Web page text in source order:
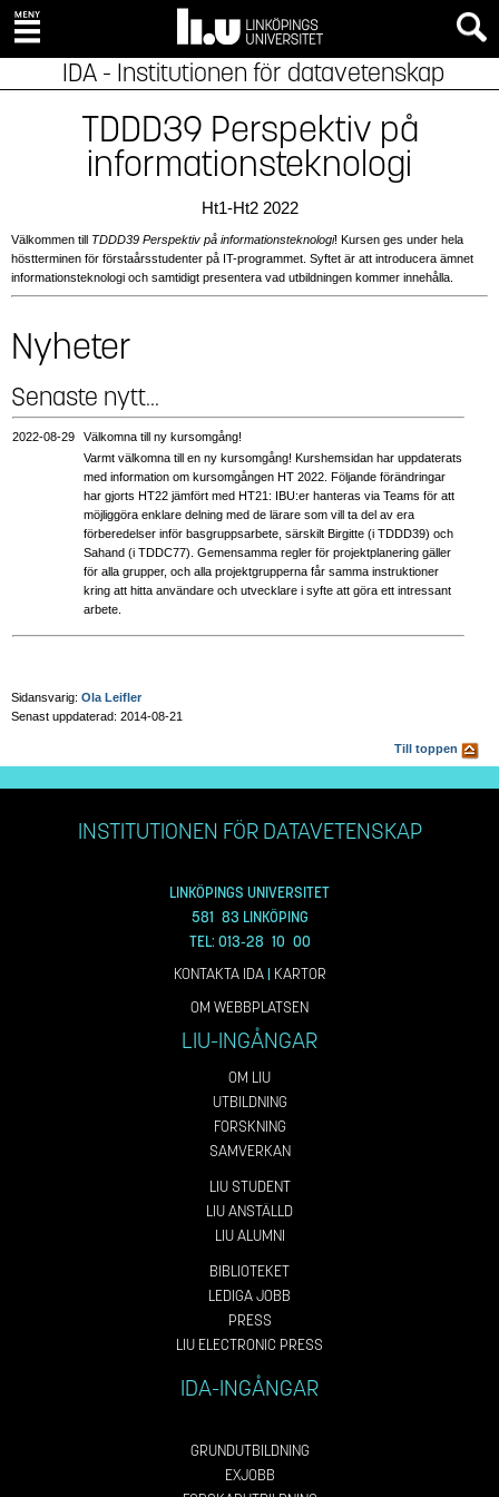
IDA - Institutionen för datavetenskap
TDDD39 Perspektiv på
informationsteknologi
Ht1-Ht2 2022
Välkommen till TDDD39 Perspektiv på informationsteknologi! Kursen ges under hela
höstterminen för förstaårsstudenter på IT-programmet. Syftet är att introducera ämnet
informationsteknologi och samtidigt presentera vad utbildningen kommer innehålla.
Nyheter
Senaste nytt...
2022‑08‑29
Välkomna till ny kursomgång!
Varmt välkomna till en ny kursomgång! Kurshemsidan har uppdaterats
med information om kursomgången HT 2022. Följande förändringar
har gjorts HT22 jämfört med HT21: IBU:er hanteras via Teams för att
möjliggöra enklare delning med de lärare som vill ta del av era
förberedelser inför basgruppsarbete, särskilt Birgitte (i TDDD39) och
Sahand (i TDDC77). Gemensamma regler för projektplanering gäller
för alla grupper, och alla projektgrupperna får samma instruktioner
kring att hitta användare och utvecklare i syfte att göra ett intressant
arbete.
Sidansvarig: Ola Leifler
Senast uppdaterad: 2014-08-21
Till toppen
INSTITUTIONEN FÖR DATAVETENSKAP
LINKÖPINGS UNIVERSITET
581 83 LINKÖPING
TEL: 013-28 10 00
KONTAKTA IDA| KARTOR
OM WEBBPLATSEN
LIU-INGÅNGAR
OM LIU
UTBILDNING
FORSKNING
SAMVERKAN
LIU STUDENT
LIU ANSTÄLLD
LIU ALUMNI
BIBLIOTEKET
LEDIGA JOBB
PRESS
LIU ELECTRONIC PRESS
IDA-INGÅNGAR
GRUNDUTBILDNING
EXJOBB